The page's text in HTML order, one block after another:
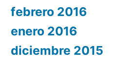
febrero 2016
enero 2016
diciembre 2015